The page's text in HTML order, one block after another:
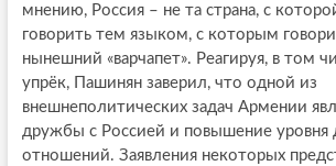
мнению, Россия – не та страна, с
говорить тем языком, с которым
нынешний «варчапет». Реагируя, в том
упрёк, Пашинян заверил, что одной из
внешнеполитических задач Армении
дружбы с Россией и повышение уровня
отношений. Заявления некоторых